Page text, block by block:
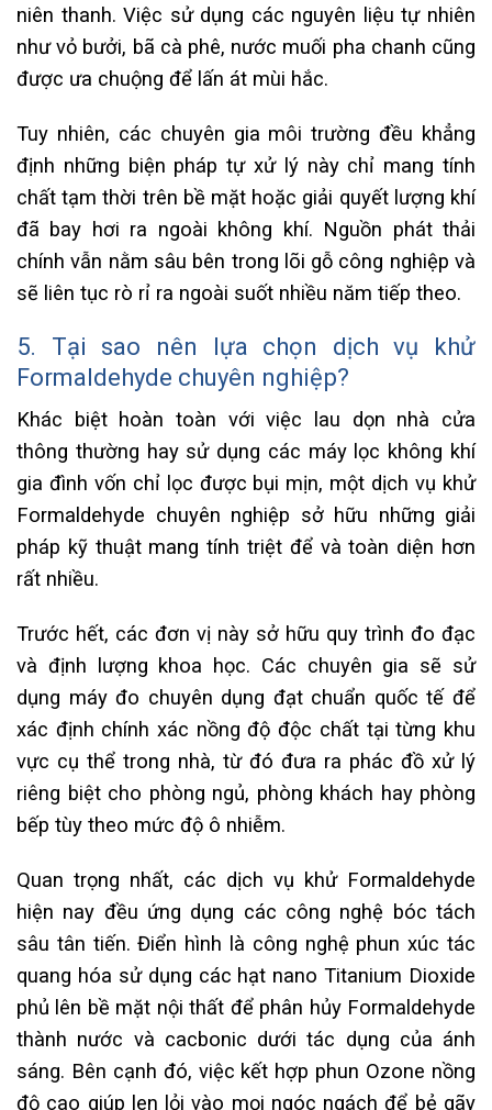
niên thanh. Việc sử dụng các nguyên liệu tự nhiên
như vỏ bưởi, bã cà phê, nước muối pha chanh cũng
được ưa chuộng để lấn át mùi hắc.
Tuy nhiên, các chuyên gia môi trường đều khẳng
định những biện pháp tự xử lý này chỉ mang tính
chất tạm thời trên bề mặt hoặc giải quyết lượng khí
đã bay hơi ra ngoài không khí. Nguồn phát thải
chính vẫn nằm sâu bên trong lõi gỗ công nghiệp và
sẽ liên tục rò rỉ ra ngoài suốt nhiều năm tiếp theo.
5. Tại sao nên lựa chọn dịch vụ khử
Formaldehyde chuyên nghiệp?
Khác biệt hoàn toàn với việc lau dọn nhà cửa
thông thường hay sử dụng các máy lọc không khí
gia đình vốn chỉ lọc được bụi mịn, một dịch vụ khử
Formaldehyde chuyên nghiệp sở hữu những giải
pháp kỹ thuật mang tính triệt để và toàn diện hơn
rất nhiều.
Trước hết, các đơn vị này sở hữu quy trình đo đạc
và định lượng khoa học. Các chuyên gia sẽ sử
dụng máy đo chuyên dụng đạt chuẩn quốc tế để
xác định chính xác nồng độ độc chất tại từng khu
vực cụ thể trong nhà, từ đó đưa ra phác đồ xử lý
riêng biệt cho phòng ngủ, phòng khách hay phòng
bếp tùy theo mức độ ô nhiễm.
Quan trọng nhất, các dịch vụ khử Formaldehyde
hiện nay đều ứng dụng các công nghệ bóc tách
sâu tân tiến. Điển hình là công nghệ phun xúc tác
quang hóa sử dụng các hạt nano Titanium Dioxide
phủ lên bề mặt nội thất để phân hủy Formaldehyde
thành nước và cacbonic dưới tác dụng của ánh
sáng. Bên cạnh đó, việc kết hợp phun Ozone nồng
độ cao giúp len lỏi vào mọi ngóc ngách để bẻ gãy